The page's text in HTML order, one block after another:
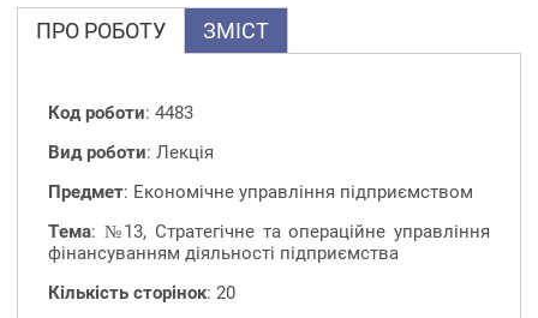
ПРО РОБОТУ ЗМІСТ
Код роботи: 4483
Вид роботи: Лекція
Предмет: Економічне управління підприємством
Тема: №13, Стратегічне та операційне управління
фінансуванням діяльності підприємства
Кількість сторінок: 20